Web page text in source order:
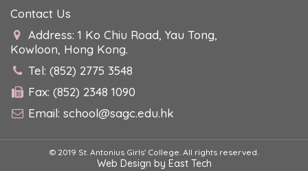
Contact Us
Address: 1 Ko Chiu Road, Yau Tong,
Kowloon, Hong Kong.
Tel: (852) 2775 3548
Fax: (852) 2348 1090
Email: school@sagc.edu.hk
© 2019 St. Antonius Girls' College. All rights reserved.
Web Design by East Tech